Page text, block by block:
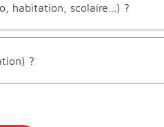
habitation, scolaire...) ?
?